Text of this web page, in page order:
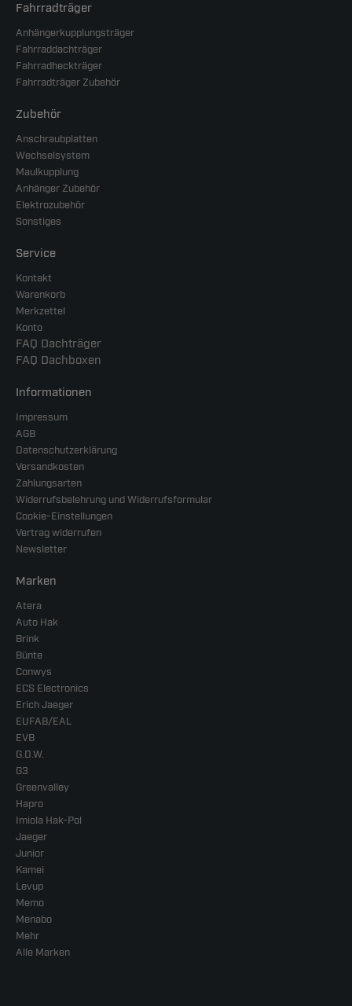
Fahrradträger
Anhängerkupplungsträger
Fahrraddachträger
Fahrradheckträger
Fahrradträger Zubehör
Zubehör
Anschraubplatten
Wechselsystem
Maulkupplung
Anhänger Zubehör
Elektrozubehör
Sonstiges
Service
Kontakt
Warenkorb
Merkzettel
Konto
FAQ Dachträger
FAQ Dachboxen
Informationen
Impressum
AGB
Datenschutzerklärung
Versandkosten
Zahlungsarten
Widerrufsbelehrung und Widerrufsformular
Cookie-Einstellungen
Vertrag widerrufen
Newsletter
Marken
Atera
Auto Hak
Brink
Bünte
Conwys
ECS Electronics
Erich Jaeger
EUFAB/EAL
EVB
G.D.W.
G3
Greenvalley
Hapro
Imiola Hak-Pol
Jaeger
Junior
Kamei
Levup
Memo
Menabo
Mehr
Alle Marken